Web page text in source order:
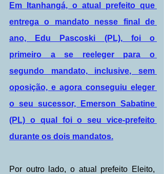
Em Itanhangá, o atual prefeito que
entrega o mandato nesse final de
ano, Edu Pascoski (PL), foi o
primeiro a se reeleger para o
segundo mandato, inclusive, sem
oposição, e agora conseguiu eleger
o seu sucessor, Emerson Sabatine
(PL) o qual foi o seu vice-prefeito
durante os dois mandatos.
Por outro lado, o atual prefeito Eleito,